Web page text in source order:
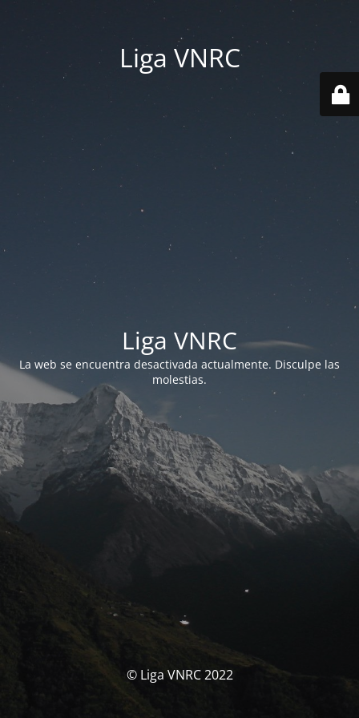
Liga VNRC
Liga VNRC
La web se encuentra desactivada actualmente. Disculpe las
molestias.
© Liga VNRC 2022